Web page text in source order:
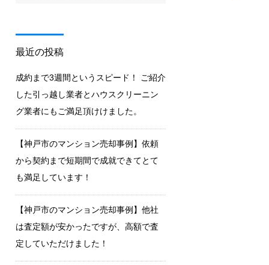
最近の投稿
成約まで3週間というスピード！ ご紹介
した引っ越し業者とハウスクリーニン
グ業者にもご満足頂けけました。
【神戸市のマンション売却事例】依頼
から契約まで短期間で成就できてとて
も満足しています！
【神戸市のマンション売却事例】他社
は査定額が安かったですが、高額で査
定していただけました！